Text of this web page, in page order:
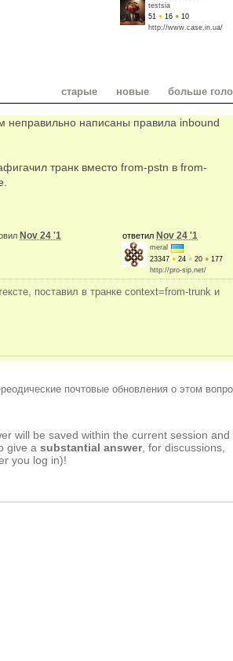
testsia
51 ● 16 ● 10
http://www.case.in.ua/
старые новые больше
неправильно написаны правила inbound
транк вместо from-pstn в from-
ответил Nov 24 '1
meral
23347 ● 24 ● 20 ● 177
http://pro-sip.net/
Nov 24 '1
поставил в транке context=from-trunk и
почтовые обновления о этом
will be saved within the current session and
give a substantial answer, for discussions,
you log in)!